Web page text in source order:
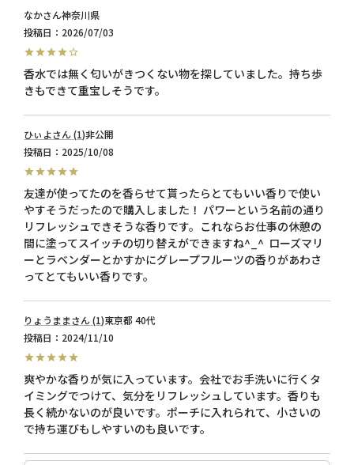
なか
神奈川県
投稿日
2026/07/03
香水では無く匂いがきつくない物を探していました。持ち歩
ひぃよ 1 非公開
投稿日
2025/10/08
友達が使ってたのを香らせて貰ったらとてもいい香りで使い
やすそうだったので購入しました！ パワーという名前の通り
リフレッシュできそうな香りです。これならお仕事の休憩の
間に塗ってスイッチの切り替えができますね︎^_^  ローズマリ
ーとラベンダーとかすかにグレープフルーツの香りがあわさ
ってとてもいい香りです。
りょうまま 1 東京都 40代
投稿日
2024/11/10
爽やかな香りが気に入っています。会社でお手洗いに行くタ
イミングでつけて、気分をリフレッシュしています。香りも
長く続かないのが良いです。ポーチに入れられて、小さいの
で持ち運びもしやすいのも良いです。